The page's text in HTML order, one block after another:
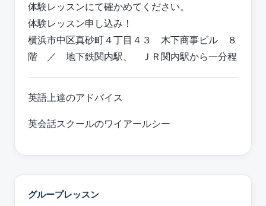
体験レッスンにて確かめてください。
体験レッスン申し込み！
横浜市中区真砂町４丁目４３ 木下商事ビル ８
階 ／ 地下鉄関内駅、 ＪＲ関内駅から一分程
英語上達のアドバイス
英会話スクールのワイアールシー
グループレッスン